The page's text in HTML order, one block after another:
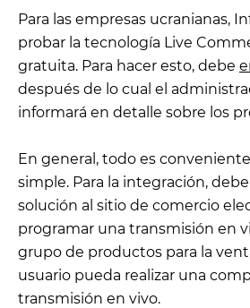
Para las empresas ucranianas,
probar la tecnología Live
gratuita. Para hacer esto, debe
después de lo cual el
informará en detalle sobre los
En general, todo es
simple. Para la integración,
solución al sitio de comercio
programar una transmisión en
grupo de productos para la
usuario pueda realizar una
transmisión en vivo.